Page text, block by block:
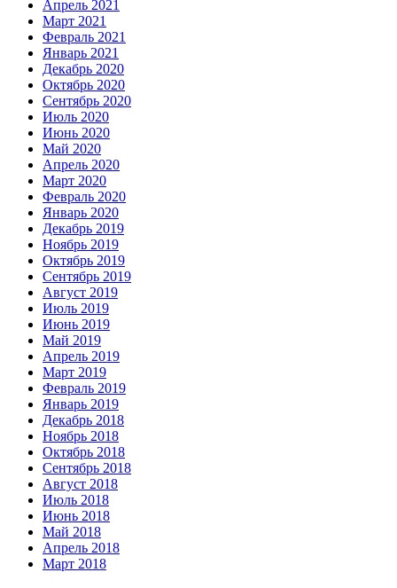
Апрель 2021
Март 2021
Февраль 2021
Январь 2021
Декабрь 2020
Октябрь 2020
Сентябрь 2020
Июль 2020
Июнь 2020
Май 2020
Апрель 2020
Март 2020
Февраль 2020
Январь 2020
Декабрь 2019
Ноябрь 2019
Октябрь 2019
Сентябрь 2019
Август 2019
Июль 2019
Июнь 2019
Май 2019
Апрель 2019
Март 2019
Февраль 2019
Январь 2019
Декабрь 2018
Ноябрь 2018
Октябрь 2018
Сентябрь 2018
Август 2018
Июль 2018
Июнь 2018
Май 2018
Апрель 2018
Март 2018